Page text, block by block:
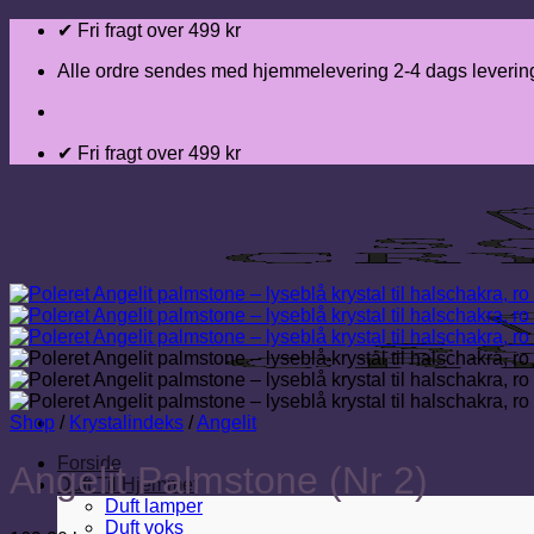
Fortsæt
indhold
✔ Fri fragt over 499 kr
Alle ordre sendes med hjemmelevering 2-4 dags
✔ Fri fragt over 499 kr
Forside
Duft Til Hjemmet
Duft lamper
Duft voks
Shop / Krystalindeks /Angelit
Angelit Palmstone (Nr 2)